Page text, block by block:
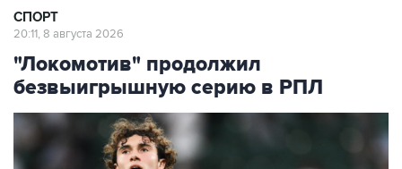
СПОРТ
20:11, 8 августа 2026
"Локомотив" продолжил
безвыигрышную серию в РПЛ